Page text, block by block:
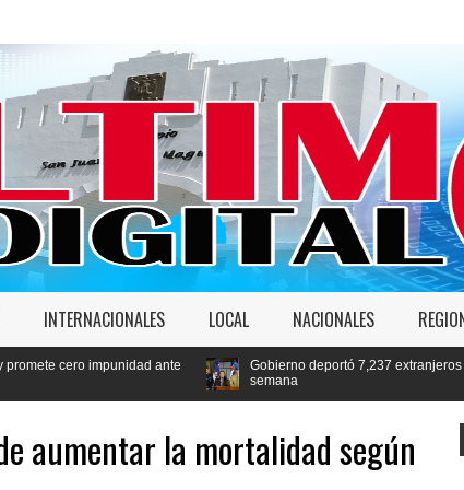
INTERNACIONALES LOCAL NACIONALES
ante
Gobierno deportó 7,237 extranjeros en condición
aumentar la mortalidad según